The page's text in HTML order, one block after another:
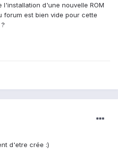
d'une nouvelle ROM
forum est bien vide pour cette
d'etre crée :)